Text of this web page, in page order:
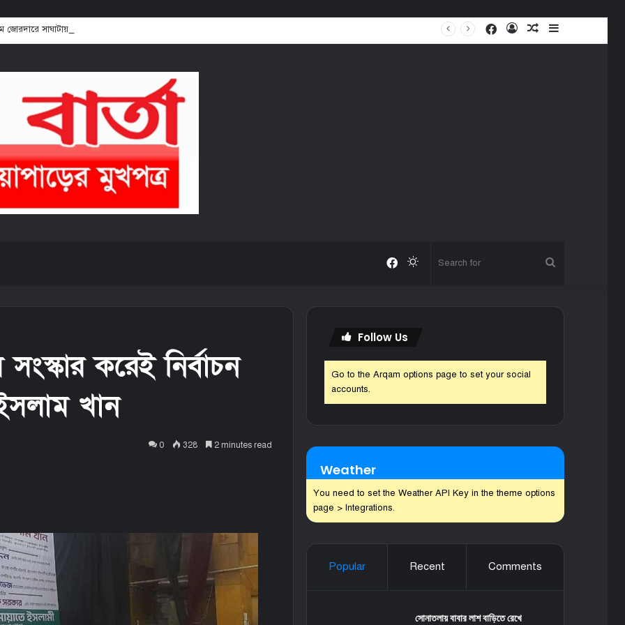
জোরদারে সাঘাটায় বিএনপির মতবিনিময় সভা
Random
Log
Facebook
Switch
Facebook
করেই নির্বাচন
খান
0 328 2 minutes read
Follow Us
Go to the Arqam options page to set your social
accounts.
Weather
You need to set the Weather API Key in the theme options
page > Integrations.
Popular Recent Comments
সোনাতলায় বাবার লাশ বাড়িতে রেখে